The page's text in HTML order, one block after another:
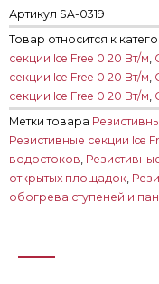
Артикул SA-0319
Товар относится к
секции Ice Free 0 20 Вт/м,
секции Ice Free 0 20 Вт/м,
секции Ice Free 0 20 Вт/м,
Метки товара
Резистивные секции Ice
водостоков,
открытых площадок,
обогрева ступеней и